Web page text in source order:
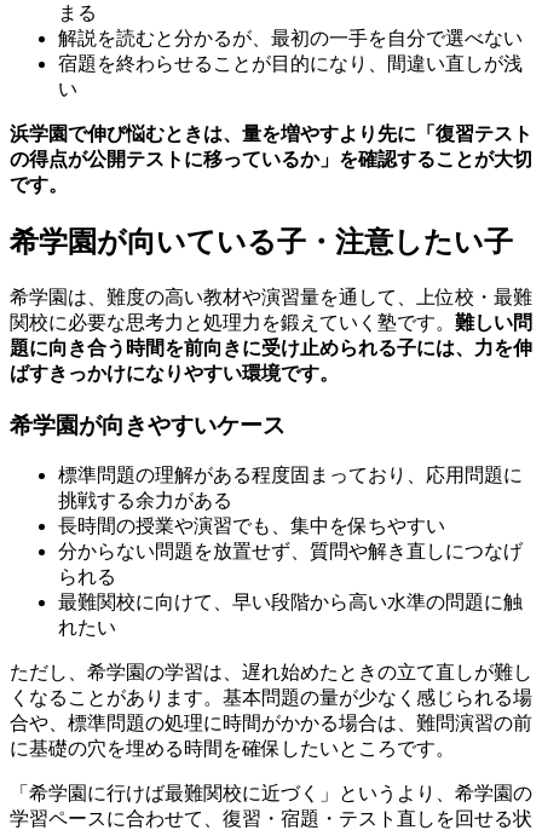
まる
解説を読むと分かるが、最初の一手を自分で選べない
宿題を終わらせることが目的になり、間違い直しが浅
い
浜学園で伸び悩むときは、量を増やすより先に「復習テスト
の得点が公開テストに移っているか」を確認することが大切
です。
希学園が向いている子・注意したい子
希学園は、難度の高い教材や演習量を通して、上位校・最難
関校に必要な思考力と処理力を鍛えていく塾です。 難しい問
題に向き合う時間を前向きに受け止められる子には、力を伸
ばすきっかけになりやすい環境です。
希学園が向きやすいケース
標準問題の理解がある程度固まっており、応用問題に
挑戦する余力がある
長時間の授業や演習でも、集中を保ちやすい
分からない問題を放置せず、質問や解き直しにつなげ
られる
最難関校に向けて、早い段階から高い水準の問題に触
れたい
ただし、希学園の学習は、遅れ始めたときの立て直しが難し
くなることがあります。基本問題の量が少なく感じられる場
合や、標準問題の処理に時間がかかる場合は、難問演習の前
に基礎の穴を埋める時間を確保したいところです。
「希学園に行けば最難関校に近づく」というより、希学園の
学習ペースに合わせて、復習・宿題・テスト直しを回せる状